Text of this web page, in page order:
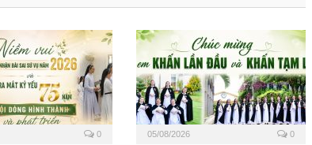
0 05/08/2026 0